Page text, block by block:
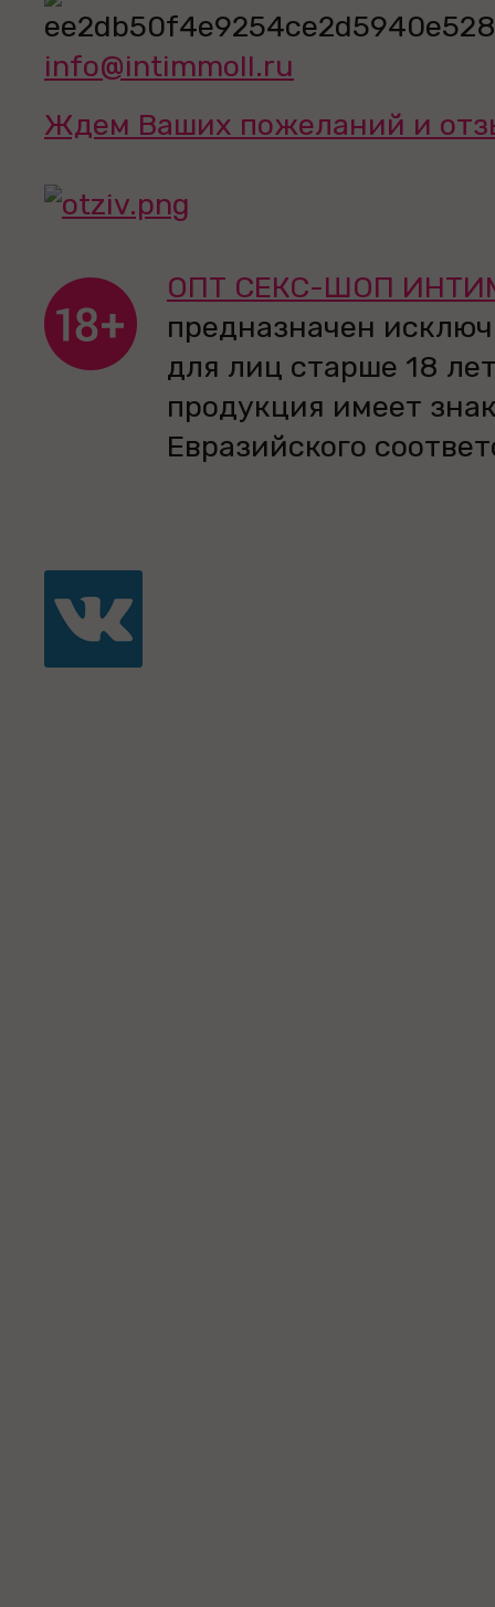
info@intimmoll.ru
Ждем Ваших пожеланий и
ОПТ СЕКС-ШОП
предназначен
для лиц старше 18
продукция имеет
Евразийского